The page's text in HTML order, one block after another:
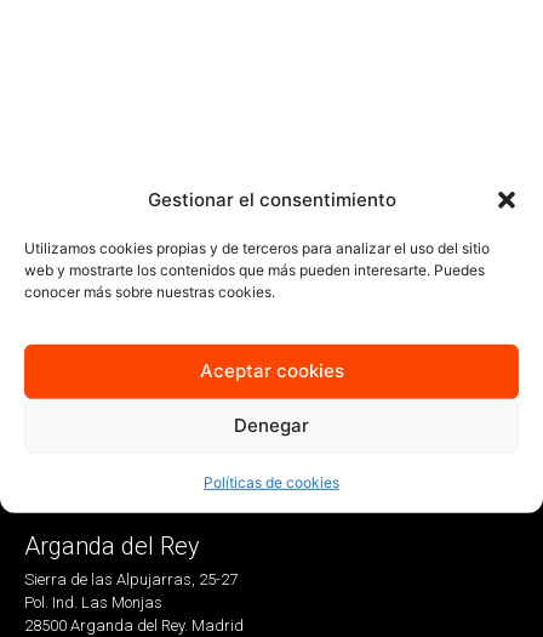
Gestionar el consentimiento
Utilizamos cookies propias y de terceros para analizar el uso del sitio
web y mostrarte los contenidos que más pueden interesarte. Puedes
conocer más sobre nuestras cookies.
Aceptar cookies
Denegar
Políticas de cookies
"Todo comienza con una idea".
Ponte en contacto hoy.
Arganda del Rey
Sierra de las Alpujarras, 25-27
Pol. Ind. Las Monjas
28500 Arganda del Rey. Madrid